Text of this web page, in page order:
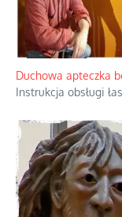
Duchowa apteczka
Instrukcja obsługi